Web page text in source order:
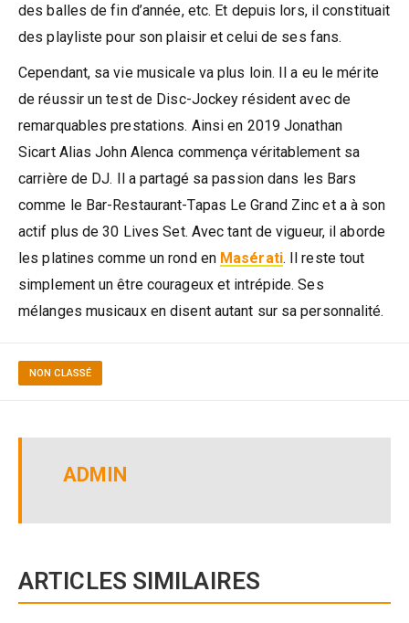
des balles de fin d’année, etc. Et depuis lors, il constituait
des playliste pour son plaisir et celui de ses fans.
Cependant, sa vie musicale va plus loin. Il a eu le mérite
de réussir un test de Disc-Jockey résident avec de
remarquables prestations. Ainsi en 2019 Jonathan
Sicart Alias John Alenca commença véritablement sa
carrière de DJ. Il a partagé sa passion dans les Bars
comme le Bar-Restaurant-Tapas Le Grand Zinc et a à son
actif plus de 30 Lives Set. Avec tant de vigueur, il aborde
les platines comme un rond en Masérati. Il reste tout
simplement un être courageux et intrépide. Ses
mélanges musicaux en disent autant sur sa personnalité.
NON CLASSÉ
ADMIN
ARTICLES SIMILAIRES